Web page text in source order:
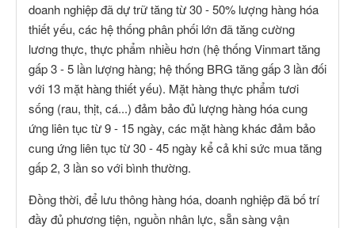
doanh nghiệp đã dự trữ tăng từ 30 - 50% lượng hàng hóa
thiết yếu, các hệ thống phân phối lớn đã tăng cường
lương thực, thực phẩm nhiều hơn (hệ thống Vinmart tăng
gấp 3 - 5 lần lượng hàng; hệ thống BRG tăng gấp 3 lần đối
với 13 mặt hàng thiết yếu). Mặt hàng thực phẩm tươi
sống (rau, thịt, cá...) đảm bảo đủ lượng hàng hóa cung
ứng liên tục từ 9 - 15 ngày, các mặt hàng khác đảm bảo
cung ứng liên tục từ 30 - 45 ngày kể cả khi sức mua tăng
gấp 2, 3 lần so với bình thường.
Đồng thời, để lưu thông hàng hóa, doanh nghiệp đã bố trí
đầy đủ phương tiện, nguồn nhân lực, sẵn sàng vận